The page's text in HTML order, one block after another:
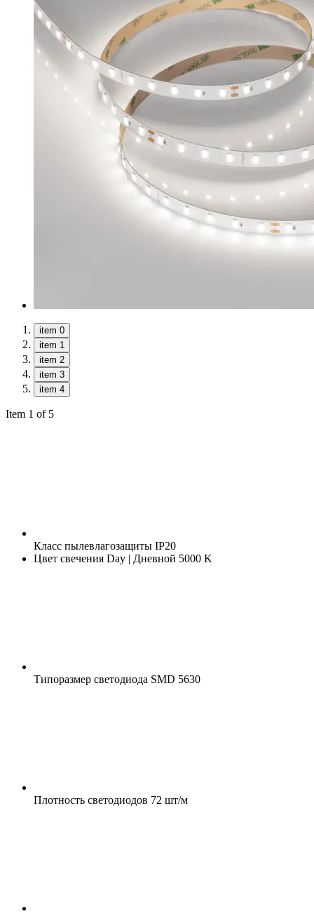
item 0
item 1
item 2
item 3
item 4
Item 1 of 5
Класс пылевлагозащиты IP20
Цвет свечения Day | Дневной 5000 K
Типоразмер светодиода SMD 5630
Плотность светодиодов 72 шт/м